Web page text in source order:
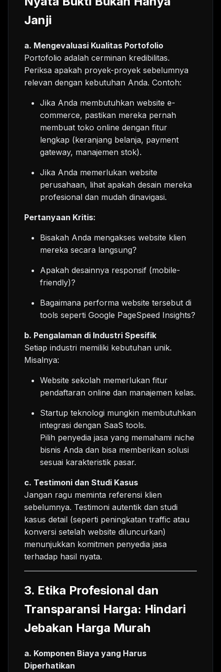
Janji
a. Mengevaluasi Kualitas Portofolio
Portofolio adalah cerminan kredibilitas.
Periksa apakah proyek-proyek sebelumnya
relevan dengan kebutuhan Anda. Contoh:
Jika Anda membutuhkan website e-
commerce, pastikan mereka pernah
membuat toko online dengan fitur
lengkap (keranjang belanja, payment
gateway, manajemen stok).
Jika Anda memerlukan website
perusahaan, lihat apakah desain mereka
profesional dan mudah dinavigasi.
Pertanyaan Kritis:
Bisakah Anda mengakses website klien
mereka secara langsung?
Apakah desainnya responsif (mobile-
friendly)?
Bagaimana performa website tersebut di
tools seperti Google PageSpeed Insights?
b. Pengalaman di Industri Spesifik
Setiap industri memiliki kebutuhan unik.
Misalnya:
Website sekolah memerlukan fitur
pendaftaran online dan manajemen kelas.
Startup teknologi mungkin membutuhkan
integrasi dengan SaaS tools.
Pilih penyedia jasa yang memahami niche
bisnis Anda dan bisa memberikan solusi
sesuai karakteristik pasar.
c. Testimoni dan Studi Kasus
Jangan ragu meminta referensi klien
sebelumnya. Testimoni autentik dan studi
kasus detail (seperti peningkatan traffic atau
konversi setelah website diluncurkan)
menunjukkan komitmen penyedia jasa
terhadap hasil nyata.
3. Etika Profesional dan
Transparansi Harga: Hindari
Jebakan Harga Murah
a. Komponen Biaya yang Harus
Diperhatikan